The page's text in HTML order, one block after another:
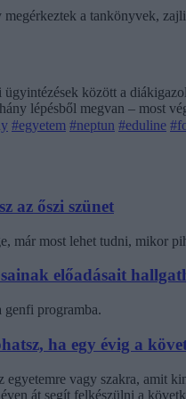
a tankönyvek,
ügyintézések között a
lépésből megvan – most
#egyetem #neptun #eduline
az őszi szünet
már most lehet tudni, mikor
előadásait
genfi programba.
ha egy évig a
egyetemre vagy szakra, amit
át segít felkészülni a